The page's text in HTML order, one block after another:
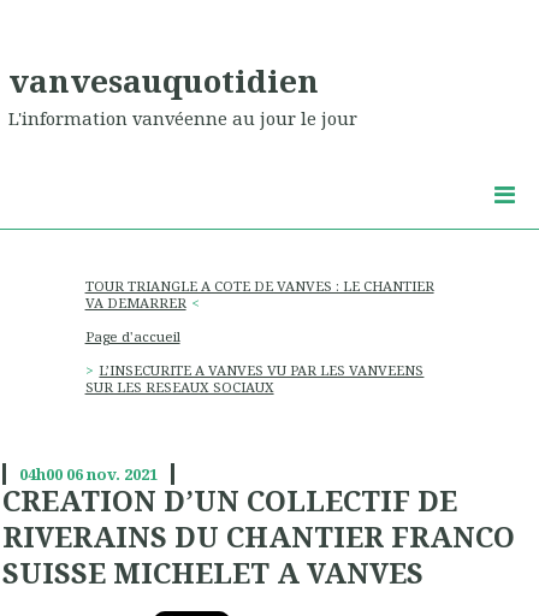
vanvesauquotidien
L'information vanvéenne au jour le jour
TOUR TRIANGLE A COTE DE VANVES : LE CHANTIER
VA DEMARRER
Page d'accueil
L’INSECURITE A VANVES VU PAR LES VANVEENS
SUR LES RESEAUX SOCIAUX
04h00 06nov. 2021
CREATION D’UN COLLECTIF DE
RIVERAINS DU CHANTIER FRANCO
SUISSE MICHELET A VANVES